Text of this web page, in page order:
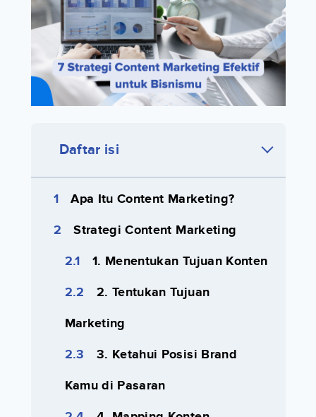
Daftar isi
Apa Itu Content Marketing?
Strategi Content Marketing
1. Menentukan Tujuan Konten
2. Tentukan Tujuan
Marketing
3. Ketahui Posisi Brand
Kamu di Pasaran